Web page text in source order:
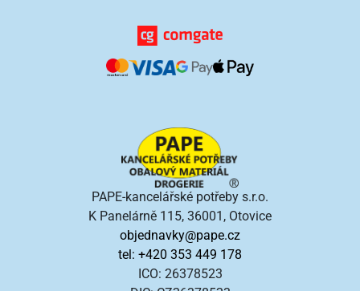
PAPE-kancelářské potřeby s.r.o.
K Panelárně 115, 36001, Otovice
objednavky@pape.cz
tel: +420 353 449 178
ICO: 26378523